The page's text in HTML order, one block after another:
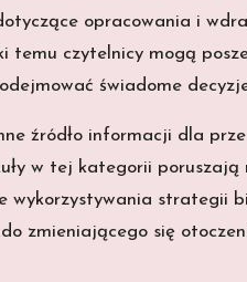
opracowania i
temu czytelnicy mogą
świadome
źródło informacji dla
w tej kategorii
strategii
zmieniającego się